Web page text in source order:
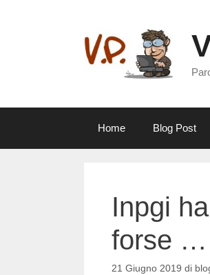
Home Blog Post
Inpgi
forse …
21 Giugno 2019 di